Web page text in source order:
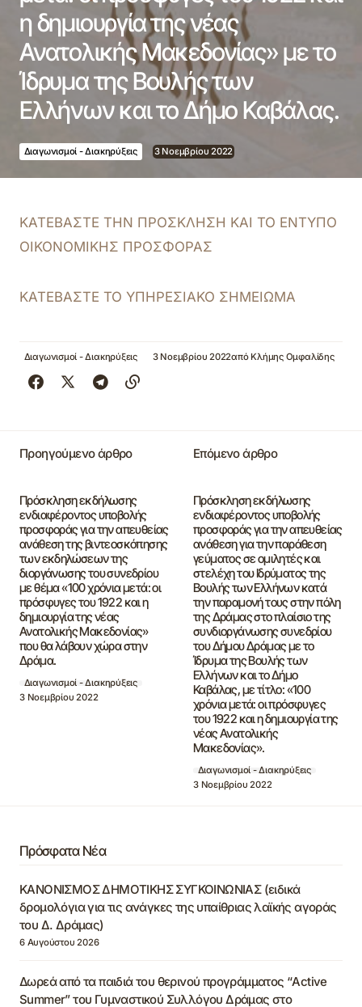
η δημιουργία της νέας
Ανατολικής Μακεδονίας» με το
Ίδρυμα της Βουλής των
Ελλήνων και το Δήμο Καβάλας.
Διαγωνισμοί - Διακηρύξεις 3 Νοεμβρίου 2022
ΚΑΤΕΒΑΣΤΕ ΤΗΝ ΠΡΟΣΚΛΗΣΗ ΚΑΙ ΤΟ ΕΝΤΥΠΟ
ΟΙΚΟΝΟΜΙΚΗΣ ΠΡΟΣΦΟΡΑΣ
ΚΑΤΕΒΑΣΤΕ ΤΟ ΥΠΗΡΕΣΙΑΚΟ ΣΗΜΕΙΩΜΑ
Διαγωνισμοί - Διακηρύξεις 3 Νοεμβρίου 2022από Κλήμης Ομφαλίδης
Προηγούμενο άρθρο
Πρόσκληση εκδήλωσης
ενδιαφέροντος υποβολής
προσφοράς για την απευθείας
ανάθεση της βιντεοσκόπησης
των εκδηλώσεων της
διοργάνωσης του συνεδρίου
με θέμα «100 χρόνια μετά: οι
πρόσφυγες του 1922 και η
δημιουργία της νέας
Ανατολικής Μακεδονίας»
που θα λάβουν χώρα στην
Δράμα.
Διαγωνισμοί - Διακηρύξεις
3 Νοεμβρίου 2022
Επόμενο άρθρο
Πρόσκληση εκδήλωσης
ενδιαφέροντος υποβολής
προσφοράς για την απευθείας
ανάθεση για την παράθεση
γεύματος σε ομιλητές και
στελέχη του Ιδρύματος της
Βουλής των Ελλήνων κατά
την παραμονή τους στην πόλη
της Δράμας στο πλαίσιο της
συνδιοργάνωσης συνεδρίου
του Δήμου Δράμας με το
Ίδρυμα της Βουλής των
Ελλήνων και το Δήμο
Καβάλας, με τίτλο: «100
χρόνια μετά: οι πρόσφυγες
του 1922 και η δημιουργία της
νέας Ανατολικής
Μακεδονίας».
Διαγωνισμοί - Διακηρύξεις
3 Νοεμβρίου 2022
Πρόσφατα Νέα
ΚΑΝΟΝΙΣΜΟΣ ΔΗΜΟΤΙΚΗΣ ΣΥΓΚΟΙΝΩΝΙΑΣ (ειδικά
δρομολόγια για τις ανάγκες της υπαίθριας λαϊκής αγοράς
του Δ. Δράμας)
6 Αυγούστου 2026
Δωρεά από τα παιδιά του θερινού προγράμματος “Active
Summer” του Γυμναστικού Συλλόγου Δράμας στο